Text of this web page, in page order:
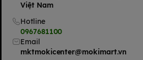
Việt Nam
Hotline
0967681100
Email
mktmokicenter@mokimart.vn